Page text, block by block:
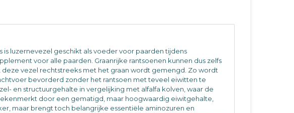
luzernevezel geschikt als voeder voor paarden tijdens
voor alle paarden. Graanrijke rantsoenen kunnen dus zelfs
vezel rechtstreeks met het graan wordt gemengd. Zo wordt
bevorderd zonder het rantsoen met teveel eiwitten te
en structuurgehalte in vergelijking met alfalfa kolven, waar de
door een gematigd, maar hoogwaardig eiwitgehalte,
maar brengt toch belangrijke essentiële aminozuren en